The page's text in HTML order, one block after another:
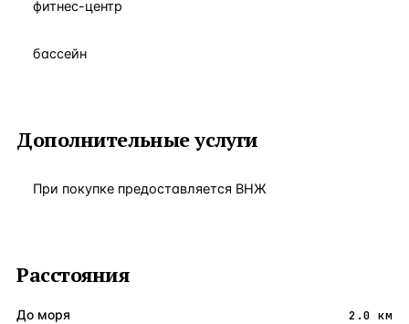
фитнес-центр
бассейн
Дополнительные услуги
При покупке предоставляется ВНЖ
Расстояния
До моря 2.0 км